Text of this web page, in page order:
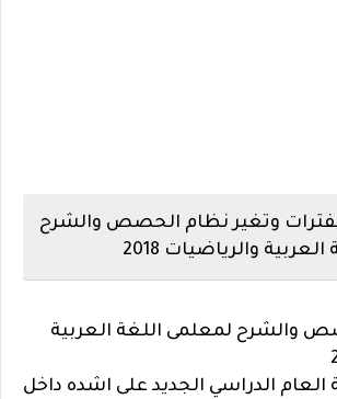
وتغير نظام الحصص والشرح
والرياضيات 2018
والشرح لمعلمى اللغة العربية
العام الدراسي الجديد على اشده داخل